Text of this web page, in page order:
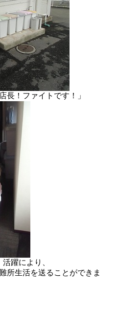
長！ファイトです！」
躍により、
所生活を送ることができま